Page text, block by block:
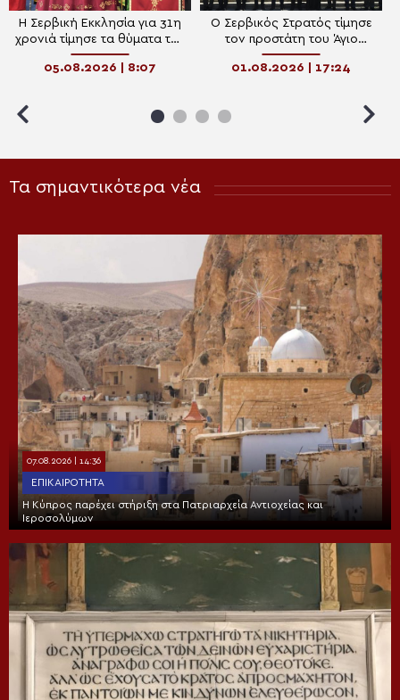
Η Σερβική Εκκλησία για 31η
χρονιά τίμησε τα θύματα της
“Καταιγίδας” – Το μήνυμα
ειρήνης, σεβασμού και
05.08.2026 | 8:07
Ο Σερβικός Στρατός τίμησε
τον προστάτη του Άγιο
Στέφανο
01.08.2026 | 17:24
Τα σημαντικότερα νέα
07.08.2026 | 14:36
ΕΠΙΚΑΙΡΌΤΗΤΑ
Η Κύπρος παρέχει στήριξη στα Πατριαρχεία Αντιοχείας και
Ιεροσολύμων